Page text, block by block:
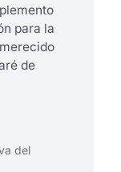
para la
de
del